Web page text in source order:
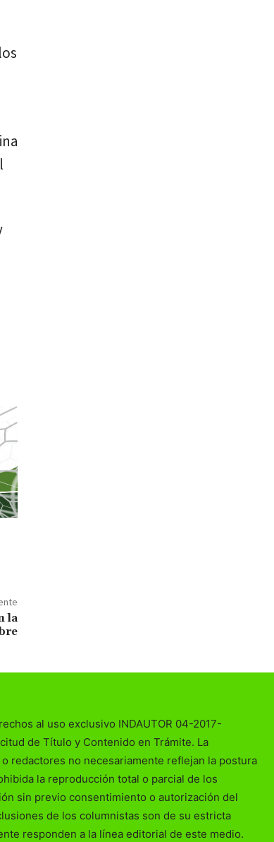
la
al uso exclusivo INDAUTOR 04-2017-
de Título y Contenido en Trámite. La
redactores no necesariamente reflejan la postura
la reproducción total o parcial de los
sin previo consentimiento o autorización del
de los columnistas son de su estricta
responden a la línea editorial de este medio.